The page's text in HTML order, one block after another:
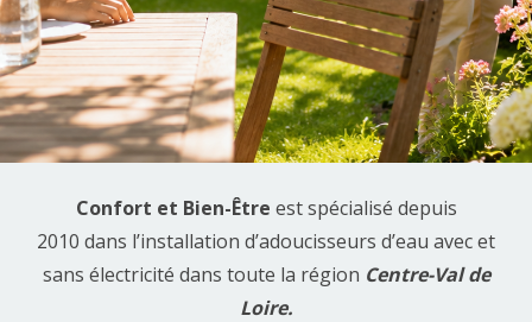
Confort et Bien-Être est spécialisé depuis
2010 dans l’installation d’adoucisseurs d’eau avec et
sans électricité dans toute la région Centre-Val de
Loire.